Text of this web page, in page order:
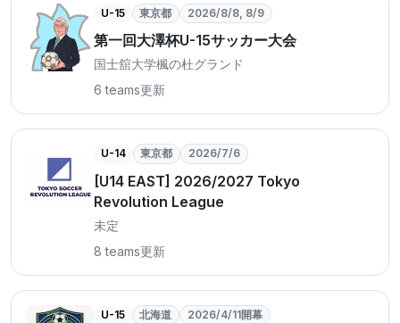
U-15 東京都 2026/8/8, 8/9
第一回大澤杯U-15サッカー大会
国士舘大学楓の杜グランド
6 teams更新
U-14 東京都 2026/7/6
[U14 EAST] 2026/2027 Tokyo
Revolution League
未定
8 teams更新
U-15 北海道 2026/4/11開幕